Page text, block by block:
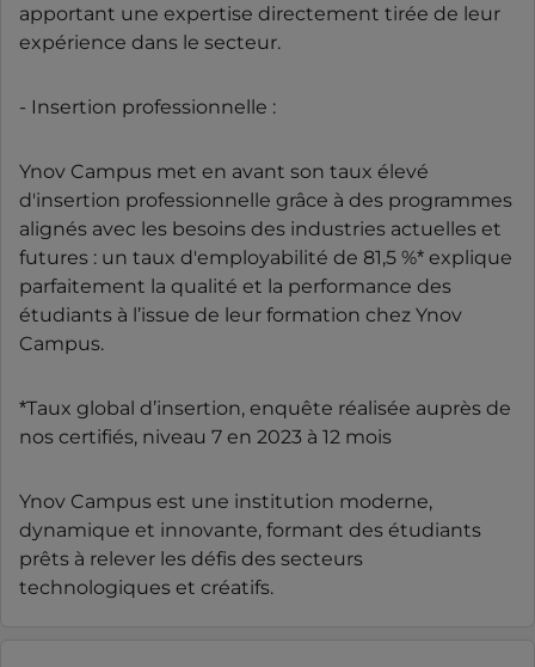
apportant une expertise directement tirée de leur
expérience dans le secteur.
- Insertion professionnelle :
Ynov Campus met en avant son taux élevé
d'insertion professionnelle grâce à des programmes
alignés avec les besoins des industries actuelles et
futures : un taux d'employabilité de 81,5 %* explique
parfaitement la qualité et la performance des
étudiants à l’issue de leur formation chez Ynov
Campus.
*Taux global d’insertion, enquête réalisée auprès de
nos certifiés, niveau 7 en 2023 à 12 mois
Ynov Campus est une institution moderne,
dynamique et innovante, formant des étudiants
prêts à relever les défis des secteurs
technologiques et créatifs.